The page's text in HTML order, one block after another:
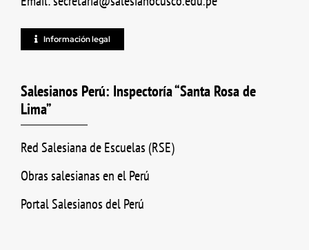
Información legal
Salesianos Perú: Inspectoría “Santa Rosa de
Lima”
Red Salesiana de Escuelas (RSE)
Obras salesianas en el Perú
Portal Salesianos del Perú